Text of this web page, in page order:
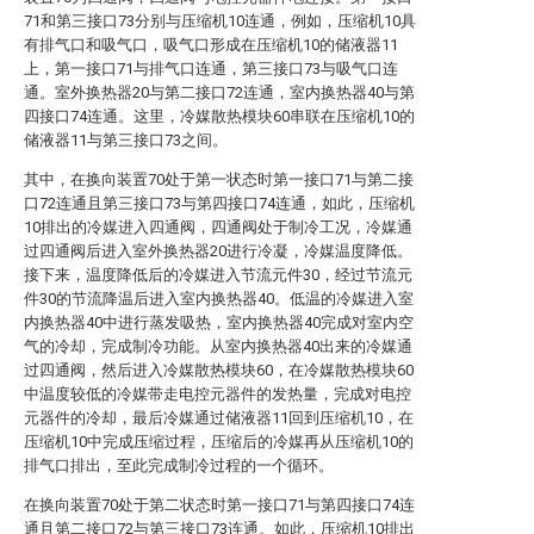
71和第三接口73分别与压缩机10连通，例如，压缩机10具
有排气口和吸气口，吸气口形成在压缩机10的储液器11
上，第一接口71与排气口连通，第三接口73与吸气口连
通。室外换热器20与第二接口72连通，室内换热器40与第
四接口74连通。这里，冷媒散热模块60串联在压缩机10的
储液器11与第三接口73之间。
其中，在换向装置70处于第一状态时第一接口71与第二接
口72连通且第三接口73与第四接口74连通，如此，压缩机
10排出的冷媒进入四通阀，四通阀处于制冷工况，冷媒通
过四通阀后进入室外换热器20进行冷凝，冷媒温度降低。
接下来，温度降低后的冷媒进入节流元件30，经过节流元
件30的节流降温后进入室内换热器40。低温的冷媒进入室
内换热器40中进行蒸发吸热，室内换热器40完成对室内空
气的冷却，完成制冷功能。从室内换热器40出来的冷媒通
过四通阀，然后进入冷媒散热模块60，在冷媒散热模块60
中温度较低的冷媒带走电控元器件的发热量，完成对电控
元器件的冷却，最后冷媒通过储液器11回到压缩机10，在
压缩机10中完成压缩过程，压缩后的冷媒再从压缩机10的
排气口排出，至此完成制冷过程的一个循环。
在换向装置70处于第二状态时第一接口71与第四接口74连
通且第二接口72与第三接口73连通。如此，压缩机10排出